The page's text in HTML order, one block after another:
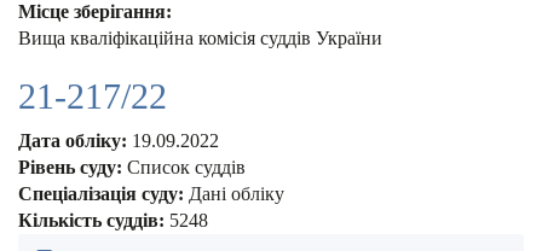
Місце зберігання:
Вища кваліфікаційна комісія суддів України
21-217/22
Дата обліку: 19.09.2022
Рівень суду: Список суддів
Спеціалізація суду: Дані обліку
Кількість суддів: 5248